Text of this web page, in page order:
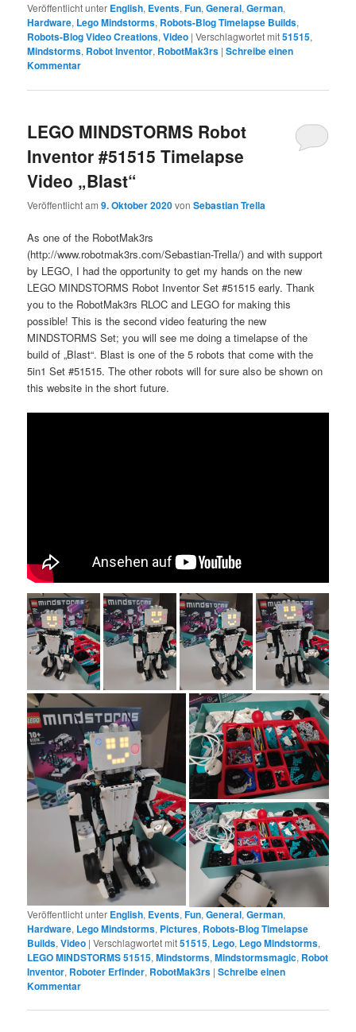
Veröffentlicht unter English, Events,Fun,General,German,
Hardware, Lego Mindstorms, Robots-Blog Timelapse Builds,
Robots-Blog Video Creations,Video |Verschlagwortet mit51515,
Mindstorms, Robot Inventor, RobotMak3rs |Schreibe einen
Kommentar
LEGO MINDSTORMS Robot
Inventor #51515 Timelapse
Video „Blast“
Veröffentlicht am9. Oktober 2020vonSebastian Trella
As one of the RobotMak3rs
(http://www.robotmak3rs.com/Sebastian-Trella/) and with support
by LEGO, I had the opportunity to get my hands on the new
LEGO MINDSTORMS Robot Inventor Set #51515 early. Thank
you to the RobotMak3rs RLOC and LEGO for making this
possible! This is the second video featuring the new
MINDSTORMS Set; you will see me doing a timelapse of the
build of „Blast“. Blast is one of the 5 robots that come with the
5in1 Set #51515. The other robots will for sure also be shown on
this website in the short future.
Veröffentlicht unter English, Events,Fun,General,German,
Hardware, Lego Mindstorms, Pictures, Robots-Blog Timelapse
Builds,Video |Verschlagwortet mit51515, Lego, Lego Mindstorms,
LEGO MINDSTORMS 51515,Mindstorms,Mindstormsmagic, Robot
Inventor, Roboter Erfinder, RobotMak3rs |Schreibe einen
Kommentar